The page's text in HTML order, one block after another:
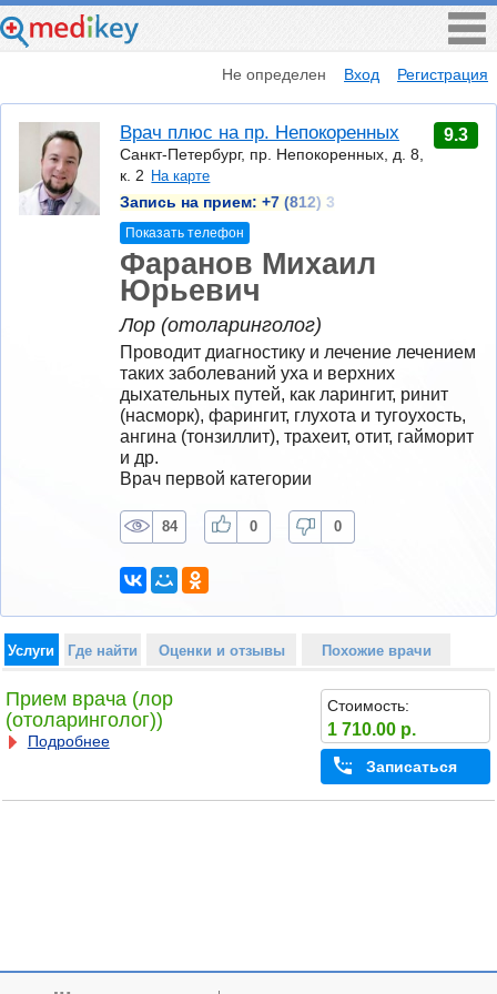
Не определен Вход Регистрация
Врач плюс на пр. Непокоренных
Санкт-Петербург, пр. Непокоренных, д. 8,
к. 2 На карте
Запись на прием: +7 (812) 3
Показать телефон
9.3
Фаранов Михаил
Юрьевич
Лор (отоларинголог)
Проводит диагностику и лечение лечением
таких заболеваний уха и верхних
дыхательных путей, как ларингит, ринит
(насморк), фарингит, глухота и тугоухость,
ангина (тонзиллит), трахеит, отит, гайморит
и др.
Врач первой категории
84 0 0
Услуги Где найти Оценки и отзывы Похожие врачи
Прием врача (лор
(отоларинголог))
Подробнее
Стоимость:
1 710.00 р.
Записаться